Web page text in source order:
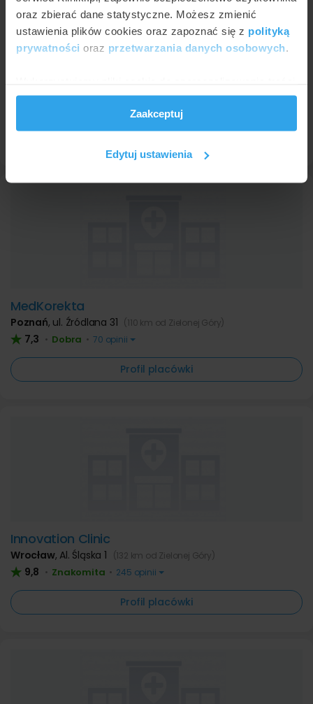
oraz zbierać dane statystyczne. Możesz zmienić
ustawienia plików cookies oraz zapoznać się z polityką
prywatności oraz przetwarzania danych osobowych.
i reklam, aby oferować funkcje społecznościowe i
analizować ruch w naszej witrynie. Informacje o tym, jak
korzystasz z naszej witryny, udostępniamy partnerom
społecznościowym, reklamowym i analitycznym.
otrzymanymi od Ciebie lub uzyskanymi podczas
Zaakceptuj
Edytuj ustawienia
MedKorekta
Poznań, ul. Źródlana 31 (110 km od Zielonej Góry)
7,3 • Dobra • 70 opinii
Profil placówki
Innovation Clinic
Wrocław, Al. Śląska 1 (132 km od Zielonej Góry)
9,8 • Znakomita • 245 opinii
Profil placówki